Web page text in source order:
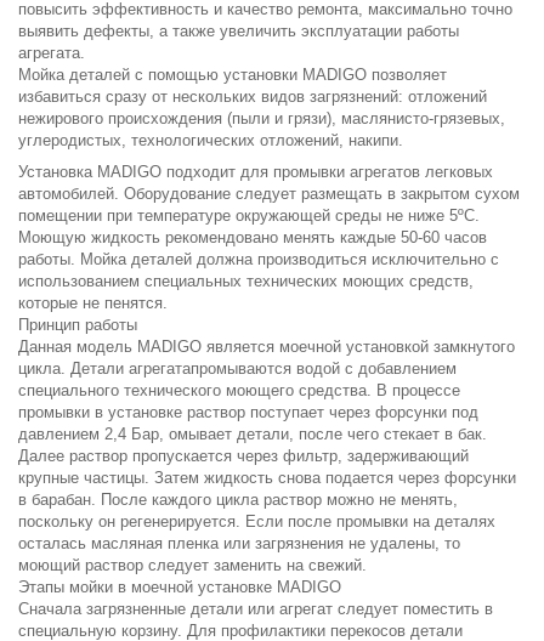
повысить эффективность и качество ремонта, максимально точно
выявить дефекты, а также увеличить эксплуатации работы
агрегата.
Мойка деталей с помощью установки MADIGO позволяет
избавиться сразу от нескольких видов загрязнений: отложений
нежирового происхождения (пыли и грязи), маслянисто-грязевых,
углеродистых, технологических отложений, накипи.
Установка MADIGO подходит для промывки агрегатов легковых
автомобилей. Оборудование следует размещать в закрытом сухом
помещении при температуре окружающей среды не ниже 5ºС.
Моющую жидкость рекомендовано менять каждые 50-60 часов
работы. Мойка деталей должна производиться исключительно с
использованием специальных технических моющих средств,
которые не пенятся.
Принцип работы
Данная модель MADIGO является моечной установкой замкнутого
цикла. Детали агрегатапромываются водой с добавлением
специального технического моющего средства. В процессе
промывки в установке раствор поступает через форсунки под
давлением 2,4 Бар, омывает детали, после чего стекает в бак.
Далее раствор пропускается через фильтр, задерживающий
крупные частицы. Затем жидкость снова подается через форсунки
в барабан. После каждого цикла раствор можно не менять,
поскольку он регенерируется. Если после промывки на деталях
осталась масляная пленка или загрязнения не удалены, то
моющий раствор следует заменить на свежий.
Этапы мойки в моечной установке MADIGO
Сначала загрязненные детали или агрегат следует поместить в
специальную корзину. Для профилактики перекосов детали